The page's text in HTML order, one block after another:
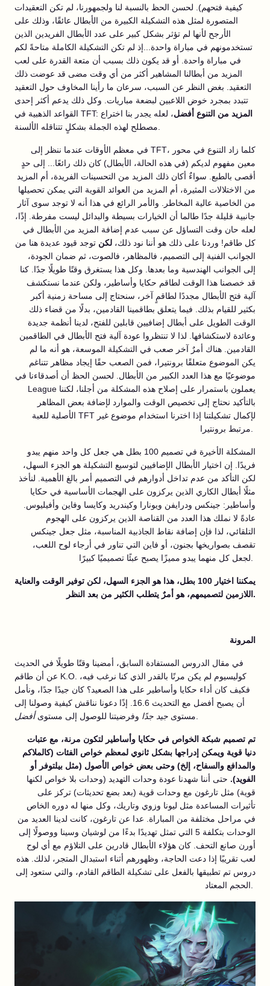
كيفية فتحهم). لحسن الحظ بالنسبة لنا ولجمهورنا، لم تكن التعقيدات
المتصورة لمثل هذه التشكيلة الكبيرة من الأبطال عائقًا، وذلك على
الأرجح لأنها لم تؤثر بشكل كبير على عدد الأبطال الفريدين الذين
تستخدمونهم في مباراة واحدة...إذ لم تكن التشكيلة الكاملة متاحةً لكم
في مباراة واحدة. أو قد يكون ذلك بسبب أن متعة القدرة على لعب
المزيد من أبطالنا المشاهير أكثر من أي وقت مضى قد عوضت ذلك
التعقيد. بغض النظر عن السبب، سرعان ما رأينا المخاوف حول التعقيد
تتبدد بمجرد خوض اللاعبين لبضعة مباريات. وكل ذلك يدعم أكثر إحدى
القواعد الذهبية في TFT:
المزيد من التنوع أفضل، لعله يجدر بنا اختراع
في معظم الأوقات عندما ننظر إلى TFT، كلما زاد التنوع في محور
معين مفهوم لديكم (في هذه الحالة، الأبطال) كان ذلك رائعًا... إلى حدٍ
أقصى بالطبع. سواءٌ أكان ذلك المزيد من التحسينات الفريدة، أم المزيد
من الاختلالات المثيرة، أم المزيد من العوائد القوية التي يمكن تحصيلها
من الخاصية عالية المخاطر. والأمر الرائع في هذا أنه لا توجد سوى آثار
جانبية قليلة جدًا طالما أن الخيارات بسيطة والبدائل ليست مفرطة. إذًا،
لعله حان وقت التساؤل عن سبب عدم إضافة المزيد من الأبطال في
كل طاقم! وردنا على ذلك هو أننا نود ذلك، لكن توجد قيود عديدة هنا من
الجوانب الفنية إلى التصميم، فالمظاهر، فالصوت، ثم ضمان الجودة،
إلى الجوانب الهندسية وما بعدها. وكل هذا يستغرق وقتًا طويلًا جدًا. كنا
قد خصصنا هذا الوقت لطاقم حكايا وأساطير، ولكن عندما نستكشف
آلية فتح الأبطال مجددًا لطاقمٍ آخر، سنحتاج إلى مساحة زمنية أكبر
بكثير للقيام بذلك. فيما يتعلق بطاقمينا القادمين، بدلًا من قضاء ذلك
الوقت الطويل على أبطال إضافيين قابلين للفتح، لدينا أنظمة جديدة
وعائدة لاستكشافها. لذا لا تنتظروا عودة آلية فتح الأبطال في الطاقمين
القادمين. هناك أمرٌ آخر صعب في التشكيلة الموسعة، هو أنه ما لم
يكن الموضوع متعلقًا برونتيرا، فمن الصعب حقًا إيجاد مظاهر تتناغم
موضوعيًا مع هذا العدد الكبير من الأبطال. لحسن الحظ أن أصدقاءنا في
League يعملون باستمرار على إصلاح هذه المشكلة من أجلنا، لكننا
بالتأكيد نحتاج إلى تخصيص الوقت والموارد لإضافة بعض المظاهر
الأصلية للعبة TFT لإكمال تشكيلتنا إذا اخترنا استخدام موضوع غير
المشكلة الأخيرة في تصميم 100 بطل هي جعل كل واحد منهم يبدو
فريدًا. إن اختيار الأبطال الإضافيين لتوسيع التشكيلة هو الجزء السهل،
لكن التأكد من عدم تداخل أدوارهم في التصميم أمر بالغ الأهمية. لنأخذ
مثلًا أبطال الكاري الذين يركزون على الهجمات الأساسية في حكايا
وأساطير: جينكس ودرايفن ويونارا وكيندريد وكايسا وفاين وأفيليوس.
عادةً لا نملك هذا العدد من القناصة الذين يركزون على الهجوم
التلقائي، لذا فإن إضافة نقاط الجاذبية المناسبة، مثل جعل جينكس
تقصف بصواريخها بجنون، أو فاين التي تناور في أرجاء لوح اللعب،
يمكننا اختيار 100 بطل، هذا هو الجزء السهل، لكن توفير الوقت والعناية
اللازمين لتصميمهم، هو أمرٌ يتطلب الكثير من بعد النظر.
المرونة
في مقال الدروس المستفادة السابق، أمضينا وقتًا طويلًا في الحديث
عن أن طاقم K.O. كوليسيوم لم يكن مرنًا بالقدر الذي كنا نرغب فيه،
فكيف كان أداء حكايا وأساطير على هذا الصعيد؟ كان جيدًا جدًا، ونأمل
أن يصبح أفضل مع التحديث 16.6. إذًا دعونا نناقش كيفية وصولنا إلى
مستوى جيد جدًا وفرضيتنا للوصول إلى مستوىأفضل
تم تصميم شبكة الخواص في حكايا وأساطير لتكون مرنة، مع عتبات
دنيا قوية ويمكن إدراجها بشكل ثانوي لمعظم خواص الفئات (كالملاكم
والمدافع والسفاح، إلخ) وحتى بعض خواص الأصول (مثل بيلتوفر أو
الفويد). حتى أننا شهدنا عودة وحدات التهديد (وحدات بلا خواص لكنها
قوية) مثل تارغون مع وحدات قوية (بعد بضع تحديثات) تركز على
تأثيرات المساعدة مثل ليونا وزوي وتاريك، وكل منها له دوره الخاص
في مراحل مختلفة من المباراة. عدا عن تارغون، كانت لدينا العديد من
الوحدات بتكلفة 5 التي تمثل تهديدًا بدءًا من لوشيان وسينا ووصولًا إلى
أورن صانع التحف. كان هؤلاء الأبطال قادرين على التلاؤم مع أي لوح
لعب تقريبًا إذا دعت الحاجة، وظهورهم أثناء استبدال المتجر، لذلك. هذه
دروس تم تطبيقها بالفعل على تشكيلة الطاقم القادم، والتي ستعود إلى